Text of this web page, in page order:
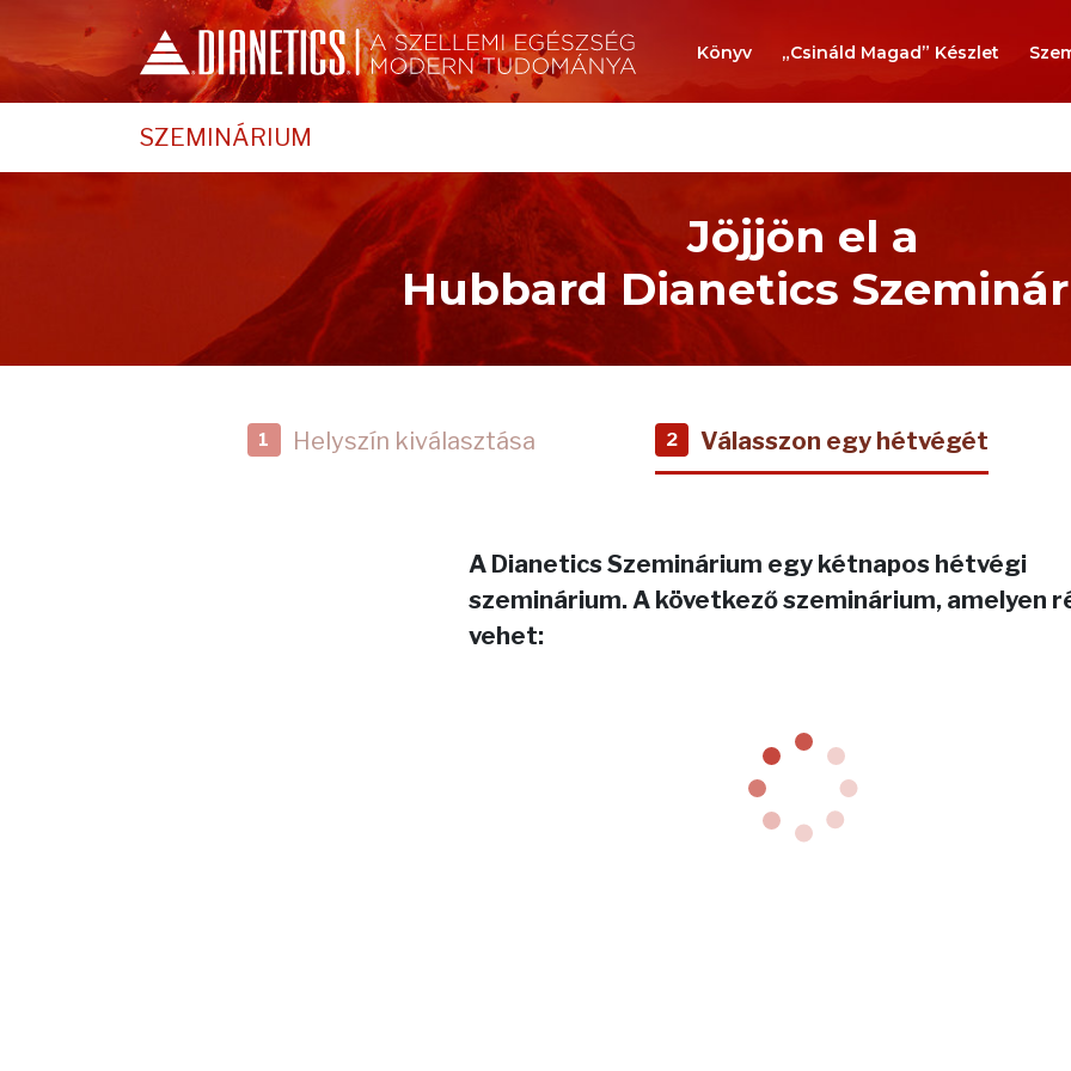
Könyv „Csináld Magad” Készlet
SZEMINÁRIUM
Jöjjön el a
Hubbard Dianetics
1 Helyszín kiválasztása 2 Válasszon egy hétvégét
A Dianetics Szeminárium egy kétnapos hétvégi
szeminárium. A következő szeminárium, amelyen
vehet: